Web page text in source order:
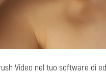
Video nel tuo software di